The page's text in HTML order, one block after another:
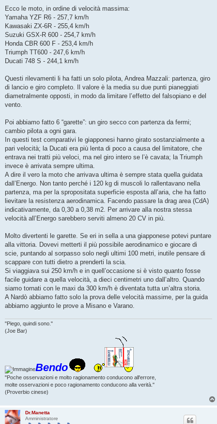
Ecco le moto, in ordine di velocità massima:
Yamaha YZF R6 - 257,7 km/h
Kawasaki ZX-6R - 255,4 km/h
Suzuki GSX-R 600 - 254,7 km/h
Honda CBR 600 F - 253,4 km/h
Triumph TT600 - 247,6 km/h
Ducati 748 S - 244,1 km/h
Questi rilevamenti li ha fatti un solo pilota, Andrea Mazzali: partenza, giro
di lancio e giro completo. Il valore è la media su due punti pianeggiati
diametralmente opposti, in modo da limitare l’effetto del falsopiano e del
vento.
Poi abbiamo fatto 6 “garette”: un giro secco con partenza da fermi;
cambio pilota a ogni gara.
In questi test comparativi le giapponesi hanno girato sostanzialmente a
pari velocità; la Ducati era più lenta di poco a causa del limitatore, che
entrava nei tratti più veloci, ma nel giro intero se l’è cavata; la Triumph
invece è arrivata sempre ultima.
A dire il vero la moto che arrivava ultima è sempre stata quella guidata
dall’Energo. Non tanto perché i 120 kg di muscoli lo rallentavano nella
partenza, ma per la spropositata superficie esposta all’aria, che ha fatto
lievitare la resistenza aerodinamica. Facendo passare la drag area (CdA)
indicativamente, da 0,30 a 0,38 m2. Per arrivare alla nostra stessa
velocità all’Energo sarebbero serviti almeno 20 CV in più.
Molto divertenti le garette. Se eri in sella a una giapponese potevi puntare
alla vittoria. Dovevi metterti il più possibile aerodinamico e giocare di
scie, puntando al sorpasso solo negli ultimi 100 metri, inutile pensare di
scappare con tutti dietro a prenderti la scia.
Si viaggiava sui 250 km/h e in quell’occasione si è visto quanto fosse
facile guidare a quella velocità, a dieci centimetri uno dall’altro. Quando
siamo tornati con le maxi da 300 km/h è diventata tutta un’altra storia.
A Nardò abbiamo fatto solo la prova delle velocità massime, per la guida
abbiamo aggiunto le prove a Misano e Varano.
"Piego, quindi sono."
(Joe Bar)
Bendo
"Poche osservazioni e molto ragionamento conducono all'errore,
molte osservazioni e poco ragionamento conducono alla verità."
(Proverbio cinese)
Dr.Manetta
Amministratore